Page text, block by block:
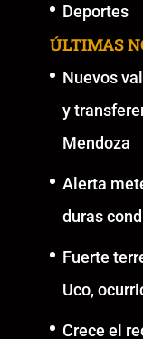
Deportes
ÚLTIMAS
Nuevos
y
Mendoza
Alerta
duras
Fuerte
Uco,
Crece el